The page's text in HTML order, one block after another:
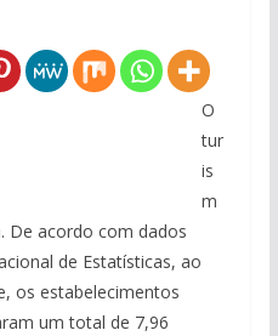
O
tur
is
m
De acordo com dados
de Estatísticas, ao
os estabelecimentos
um total de 7,96